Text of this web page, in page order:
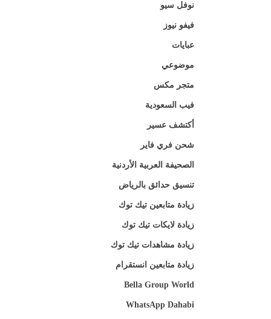
نوفل سيو
فيفو نيوز
عبايات
موضوعي
متجر مكس
فيب السعودية
أكتشف عسير
شحن فري فاير
الصحيفة العربية الأردنية
تنسيق حدائق بالرياض
زيادة متابعين تيك توك
زيادة لايكات تيك توك
زيادة مشاهدات تيك توك
زيادة متابعين انستقرام
Bella Group World
WhatsApp Dahabi